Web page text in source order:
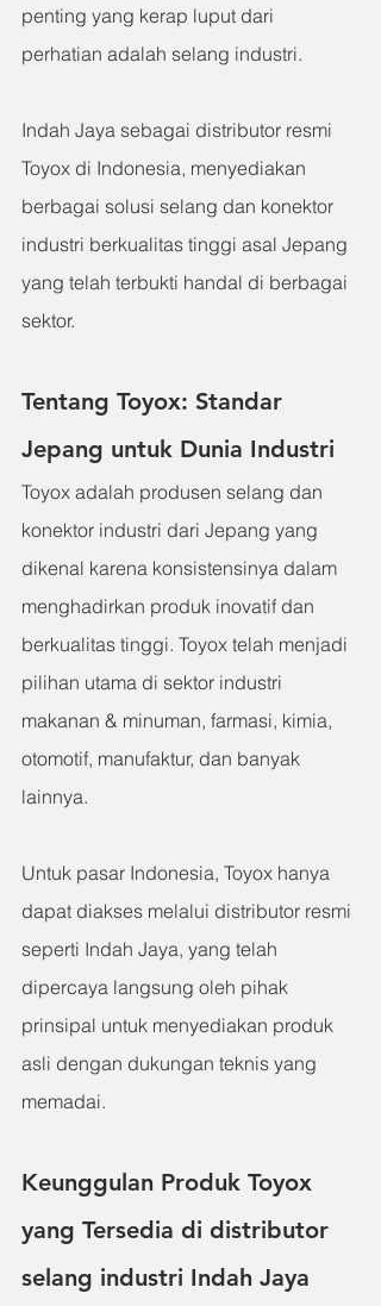
penting yang kerap luput dari
perhatian adalah selang industri.
Indah Jaya sebagai distributor resmi
Toyox di Indonesia, menyediakan
berbagai solusi selang dan konektor
industri berkualitas tinggi asal Jepang
yang telah terbukti handal di berbagai
sektor.
Tentang Toyox: Standar
Jepang untuk Dunia Industri
Toyox adalah produsen selang dan
konektor industri dari Jepang yang
dikenal karena konsistensinya dalam
menghadirkan produk inovatif dan
berkualitas tinggi. Toyox telah menjadi
pilihan utama di sektor industri
makanan & minuman, farmasi, kimia,
otomotif, manufaktur, dan banyak
lainnya.
Untuk pasar Indonesia, Toyox hanya
dapat diakses melalui distributor resmi
seperti Indah Jaya, yang telah
dipercaya langsung oleh pihak
prinsipal untuk menyediakan produk
asli dengan dukungan teknis yang
memadai.
Keunggulan Produk Toyox
yang Tersedia di distributor
selang industri Indah Jaya